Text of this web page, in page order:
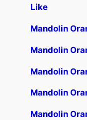
Like
Mandolin
Mandolin
Mandolin
Mandolin
Mandolin